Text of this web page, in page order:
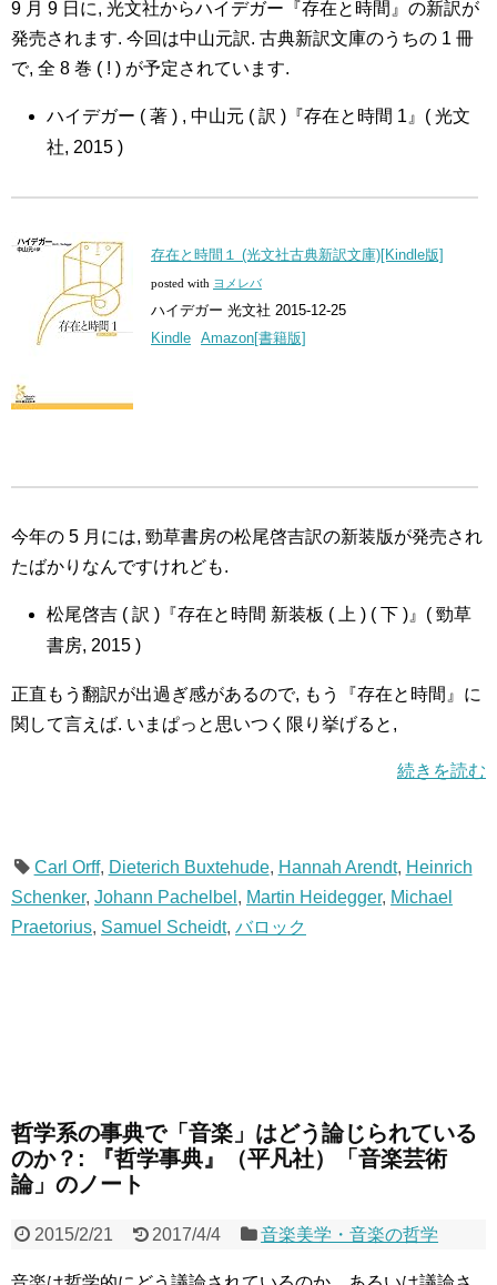
9 月 9 日に, 光文社からハイデガー『存在と時間』の新訳が
発売されます. 今回は中山元訳. 古典新訳文庫のうちの 1 冊
で, 全 8 巻 ( ! ) が予定されています.
ハイデガー ( 著 ) , 中山元 ( 訳 )『存在と時間 1』( 光文
社, 2015 )
存在と時間１ (光文社古典新訳文庫)[Kindle版]
posted with ヨメレバ
ハイデガー 光文社 2015-12-25
Kindle Amazon[書籍版]
今年の 5 月には, 勁草書房の松尾啓吉訳の新装版が発売され
たばかりなんですけれども.
松尾啓吉 ( 訳 )『存在と時間 新装板 ( 上 ) ( 下 )』( 勁草
書房, 2015 )
正直もう翻訳が出過ぎ感があるので, もう『存在と時間』に
関して言えば. いまぱっと思いつく限り挙げると,
続きを読む
Carl Orff, Dieterich Buxtehude, Hannah Arendt, Heinrich
Schenker, Johann Pachelbel , Martin Heidegger, Michael
Praetorius, Samuel Scheidt, バロック
哲学系の事典で「音楽」はどう論じられている
のか？: 『哲学事典』（平凡社）「音楽芸術
論」のノート
2015/2/21 2017/4/4 音楽美学・音楽の哲学